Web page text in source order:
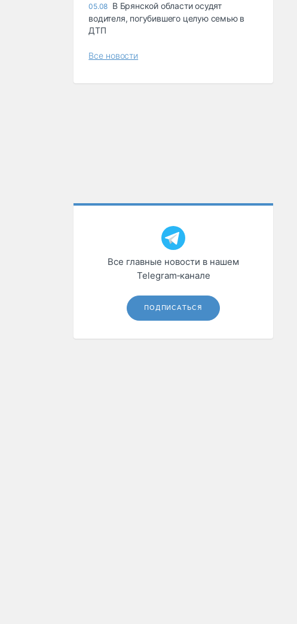
05.08 В Брянской области осудят
водителя, погубившего целую семью в
ДТП
Все новости
Все главные новости в нашем
Telegram‑канале
ПОДПИСАТЬСЯ